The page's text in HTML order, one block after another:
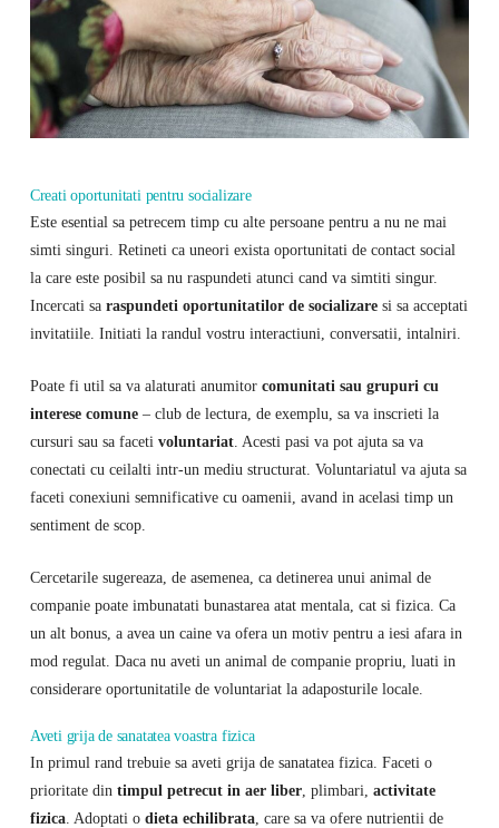
Creati oportunitati pentru socializare
Este esential sa petrecem timp cu alte persoane pentru a nu ne mai
simti singuri. Retineti ca uneori exista oportunitati de contact social
la care este posibil sa nu raspundeti atunci cand va simtiti singur.
Incercati sa raspundeti oportunitatilor de socializaresi sa acceptati
invitatiile. Initiati la randul vostru interactiuni, conversatii, intalniri.
Poate fi util sa va alaturati anumitor comunitati sau grupuri cu
interese comune– club de lectura, de exemplu, sa va inscrieti la
cursuri sau sa faceti voluntariat. Acesti pasi va pot ajuta sa va
conectati cu ceilalti intr-un mediu structurat. Voluntariatul va ajuta sa
faceti conexiuni semnificative cu oamenii, avand in acelasi timp un
sentiment de scop.
Cercetarile sugereaza, de asemenea, ca detinerea unui animal de
companie poate imbunatati bunastarea atat mentala, cat si fizica. Ca
un alt bonus, a avea un caine va ofera un motiv pentru a iesi afara in
mod regulat. Daca nu aveti un animal de companie propriu, luati in
considerare oportunitatile de voluntariat la adaposturile locale.
Aveti grija de sanatatea voastra fizica
In primul rand trebuie sa aveti grija de sanatatea fizica. Faceti o
prioritate din timpul petrecut in aer liber, plimbari, activitate
fizica. Adoptati o dieta echilibrata, care sa va ofere nutrientii de